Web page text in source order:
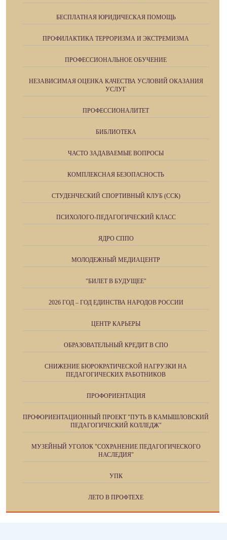
БЕСПЛАТНАЯ ЮРИДИЧЕСКАЯ ПОМОЩЬ
ПРОФИЛАКТИКА ТЕРРОРИЗМА И ЭКСТРЕМИЗМА
ПРОФЕССИОНАЛЬНОЕ ОБУЧЕНИЕ
НЕЗАВИСИМАЯ ОЦЕНКА КАЧЕСТВА УСЛОВИЙ ОКАЗАНИЯ
УСЛУГ
ПРОФЕССИОНАЛИТЕТ
БИБЛИОТЕКА
ЧАСТО ЗАДАВАЕМЫЕ ВОПРОСЫ
КОМПЛЕКСНАЯ БЕЗОПАСНОСТЬ
СТУДЕНЧЕСКИЙ СПОРТИВНЫЙ КЛУБ (ССК)
ПСИХОЛОГО-ПЕДАГОГИЧЕСКИЙ КЛАСС
ЯДРО СППО
МОЛОДЕЖНЫЙ МЕДИАЦЕНТР
"БИЛЕТ В БУДУЩЕЕ"
2026 ГОД – ГОД ЕДИНСТВА НАРОДОВ РОССИИ
ЦЕНТР КАРЬЕРЫ
ОБРАЗОВАТЕЛЬНЫЙ КРЕДИТ В СПО
СНИЖЕНИЕ БЮРОКРАТИЧЕСКОЙ НАГРУЗКИ НА
ПЕДАГОГИЧЕСКИХ РАБОТНИКОВ
ПРОФОРИЕНТАЦИЯ
ПРОФОРИЕНТАЦИОННЫЙ ПРОЕКТ "ПУТЬ В КАМЫШЛОВСКИЙ
ПЕДАГОГИЧЕСКИЙ КОЛЛЕДЖ"
МУЗЕЙНЫЙ УГОЛОК "СОХРАНЕНИЕ ПЕДАГОГИЧЕСКОГО
НАСЛЕДИЯ"
УПК
ЛЕТО В ПРОФТЕХЕ